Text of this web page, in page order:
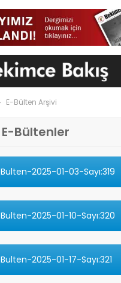
E-Bülten Arşivi
Bültenler
2025-01-03-Sayı:319
2025-01-10-Sayı:320
2025-01-17-Sayı:321